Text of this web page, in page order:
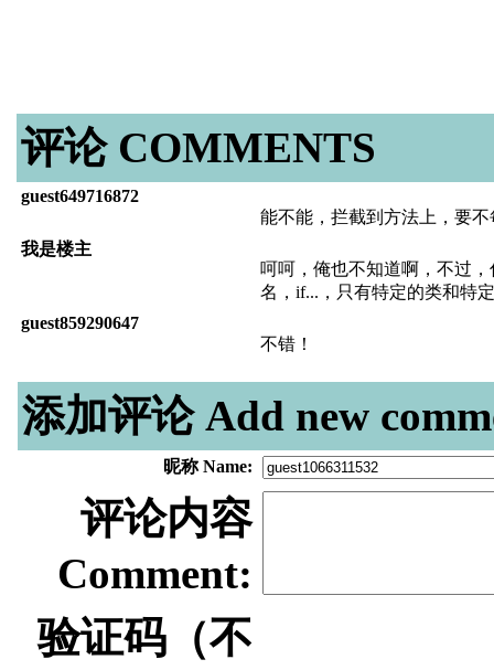
评论 COMMENTS
guest649716872
能不能，拦截到方法上，要
我是楼主
呵呵，俺也不知道啊，不过，
名，if...，只有特定的类和特
guest859290647
不错！
添加评论 Add new
昵称 Name:
评论内容
Comment:
验证码（不